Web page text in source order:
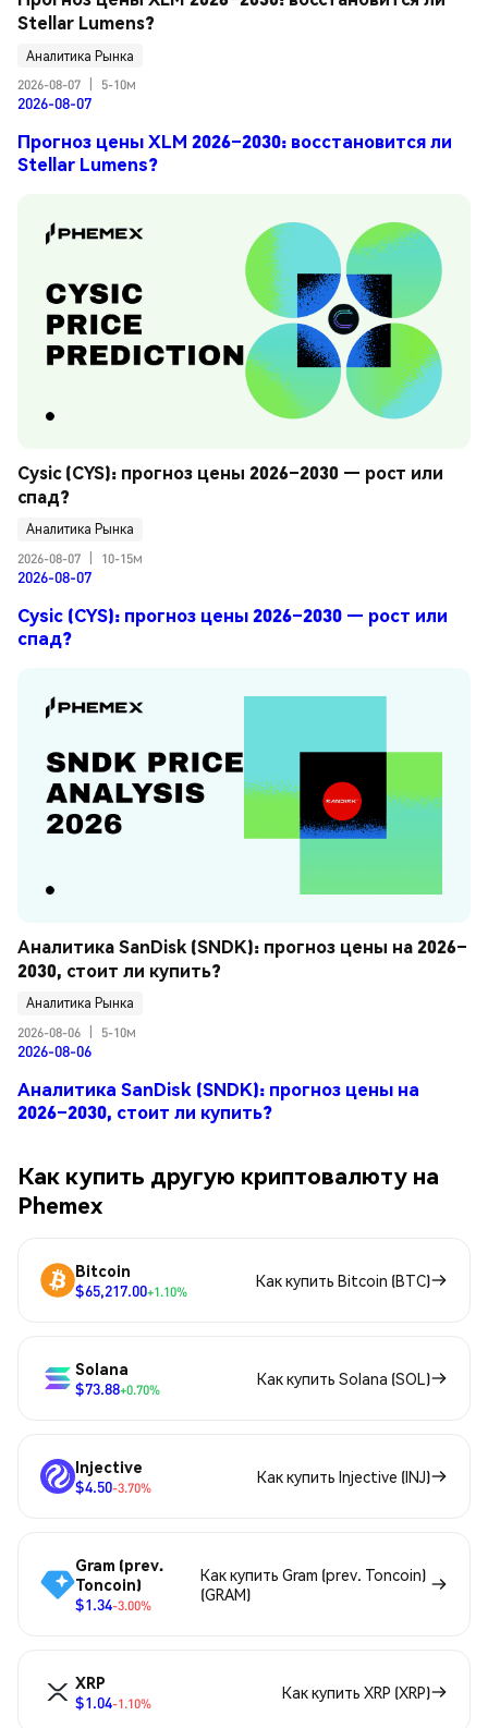
Stellar Lumens?
Аналитика Рынка
2026-08-07
5-10м
2026-08-07
Прогноз цены XLM 2026–2030: восстановится ли
Stellar Lumens?
Cysic (CYS): прогноз цены 2026–2030 — рост или
спад?
Аналитика Рынка
2026-08-07
10-15м
2026-08-07
Cysic (CYS): прогноз цены 2026–2030 — рост или
спад?
Аналитика SanDisk (SNDK): прогноз цены на 2026–
2030, стоит ли купить?
Аналитика Рынка
2026-08-06
5-10м
2026-08-06
Аналитика SanDisk (SNDK): прогноз цены на
2026–2030, стоит ли купить?
Как купить другую криптовалюту на
Phemex
Bitcoin
$65,217.00+1.10%
Как купить Bitcoin (BTC)
Solana
$73.88+0.70%
Как купить Solana (SOL)
Injective
$4.50-3.70%
Как купить Injective (INJ)
Gram (prev.
Toncoin)
$1.34-3.00%
Как купить Gram (prev. Toncoin)
(GRAM)
XRP
$1.04-1.10%
Как купить XRP (XRP)